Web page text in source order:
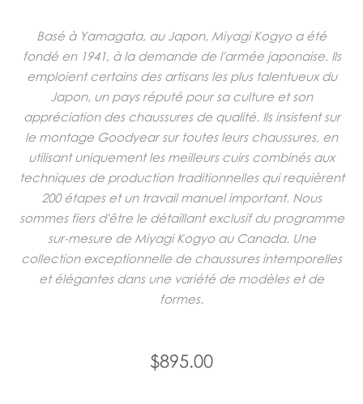
Basé à Yamagata, au Japon, Miyagi Kogyo a été
fondé en 1941, à la demande de l'armée japonaise. Ils
emploient certains des artisans les plus talentueux du
Japon, un pays réputé pour sa culture et son
appréciation des chaussures de qualité. Ils insistent sur
le montage Goodyear sur toutes leurs chaussures, en
utilisant uniquement les meilleurs cuirs combinés aux
techniques de production traditionnelles qui requièrent
200 étapes et un travail manuel important. Nous
sommes fiers d'être le détaillant exclusif du programme
sur-mesure de Miyagi Kogyo au Canada. Une
collection exceptionnelle de chaussures intemporelles
et élégantes dans une variété de modèles et de
formes.
$895.00